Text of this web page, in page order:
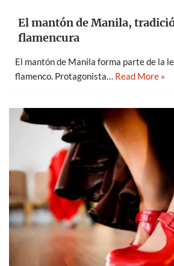
El mantón de Manila,
flamencura
El mantón de Manila forma parte de la
flamenco. Protagonista… Read More »